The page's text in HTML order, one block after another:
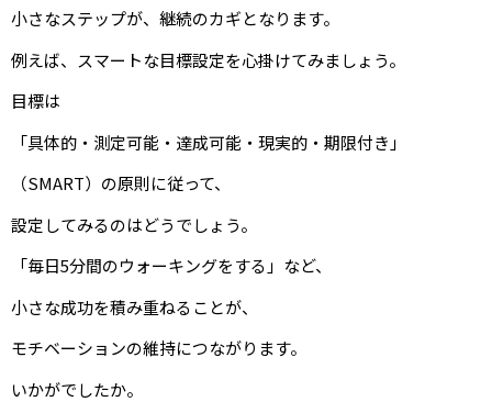
小さなステップが、継続のカギとなります。
例えば、スマートな目標設定を心掛けてみましょう。
目標は
「具体的・測定可能・達成可能・現実的・期限付き」
（SMART）の原則に従って、
設定してみるのはどうでしょう。
「毎日5分間のウォーキングをする」など、
小さな成功を積み重ねることが、
モチベーションの維持につながります。
いかがでしたか。